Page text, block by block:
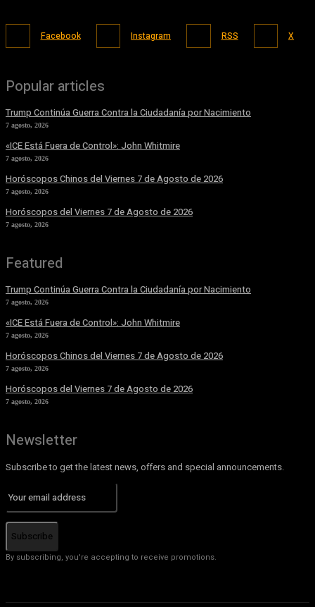
Facebook Instagram RSS X
Popular articles
Trump Continúa Guerra Contra la Ciudadanía por Nacimiento
7 agosto, 2026
«ICE Está Fuera de Control»: John Whitmire
7 agosto, 2026
Horóscopos Chinos del Viernes 7 de Agosto de 2026
7 agosto, 2026
Horóscopos del Viernes 7 de Agosto de 2026
7 agosto, 2026
Featured
Trump Continúa Guerra Contra la Ciudadanía por Nacimiento
7 agosto, 2026
«ICE Está Fuera de Control»: John Whitmire
7 agosto, 2026
Horóscopos Chinos del Viernes 7 de Agosto de 2026
7 agosto, 2026
Horóscopos del Viernes 7 de Agosto de 2026
7 agosto, 2026
Newsletter
Subscribe to get the latest news, offers and special announcements.
Subscribe
By subscribing, you're accepting to receive promotions.